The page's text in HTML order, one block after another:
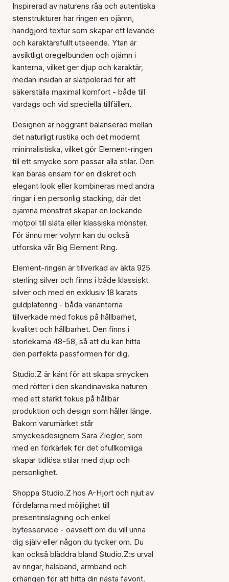
Inspirerad av naturens råa och autentiska
stenstrukturer har ringen en ojämn,
handgjord textur som skapar ett levande
och karaktärsfullt utseende. Ytan är
avsiktligt oregelbunden och ojämn i
kanterna, vilket ger djup och karaktär,
medan insidan är slätpolerad för att
säkerställa maximal komfort - både till
vardags och vid speciella tillfällen.
Designen är noggrant balanserad mellan
det naturligt rustika och det modernt
minimalistiska, vilket gör Element-ringen
till ett smycke som passar alla stilar. Den
kan bäras ensam för en diskret och
elegant look eller kombineras med andra
ringar i en personlig stacking, där det
ojämna mönstret skapar en lockande
motpol till släta eller klassiska mönster.
För ännu mer volym kan du också
utforska vår Big Element Ring.
Element-ringen är tillverkad av äkta 925
sterling silver och finns i både klassiskt
silver och med en exklusiv 18 karats
guldplätering - båda varianterna
tillverkade med fokus på hållbarhet,
kvalitet och hållbarhet. Den finns i
storlekarna 48-58, så att du kan hitta
den perfekta passformen för dig.
Studio.Z är känt för att skapa smycken
med rötter i den skandinaviska naturen
med ett starkt fokus på hållbar
produktion och design som håller länge.
Bakom varumärket står
smyckesdesignern Sara Ziegler, som
med en förkärlek för det ofullkomliga
skapar tidlösa stilar med djup och
personlighet.
Shoppa Studio.Z hos A-Hjort och njut av
fördelarna med möjlighet till
presentinslagning och enkel
bytesservice - oavsett om du vill unna
dig själv eller någon du tycker om. Du
kan också bläddra bland Studio.Z:s urval
av ringar, halsband, armband och
örhängen för att hitta din nästa favorit.